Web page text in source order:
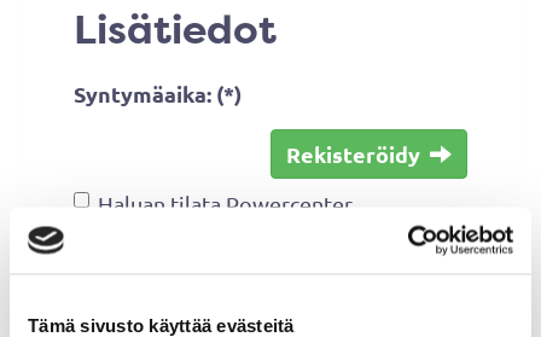
Tämä sivusto käyttää evästeitä
Lisätiedot
Syntymäaika: (*)
Rekisteröidy
Haluan tilata Powercenter